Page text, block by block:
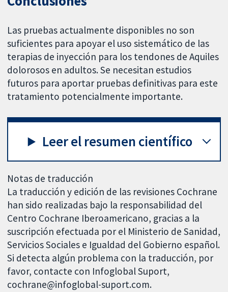
Las pruebas actualmente disponibles no son
suficientes para apoyar el uso sistemático de las
terapias de inyección para los tendones de Aquiles
dolorosos en adultos. Se necesitan estudios
futuros para aportar pruebas definitivas para este
tratamiento potencialmente importante.
Leer el resumen científico
Notas de traducción
La traducción y edición de las revisiones Cochrane
han sido realizadas bajo la responsabilidad del
Centro Cochrane Iberoamericano, gracias a la
suscripción efectuada por el Ministerio de Sanidad,
Servicios Sociales e Igualdad del Gobierno español.
Si detecta algún problema con la traducción, por
favor, contacte con Infoglobal Suport,
cochrane@infoglobal-suport.com.